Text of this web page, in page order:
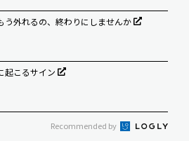
う外れるの、終わりにしませんか
起こるサイン
Recommended by